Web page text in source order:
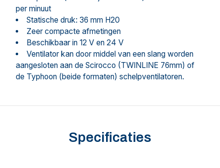
per minuut
Statische druk: 36 mm H20
Zeer compacte afmetingen
Beschikbaar in 12 V en 24 V
Ventilator kan door middel van een slang worden
aangesloten aan de Scirocco (TWINLINE 76mm) of
de Typhoon (beide formaten) schelpventilatoren.
Specificaties